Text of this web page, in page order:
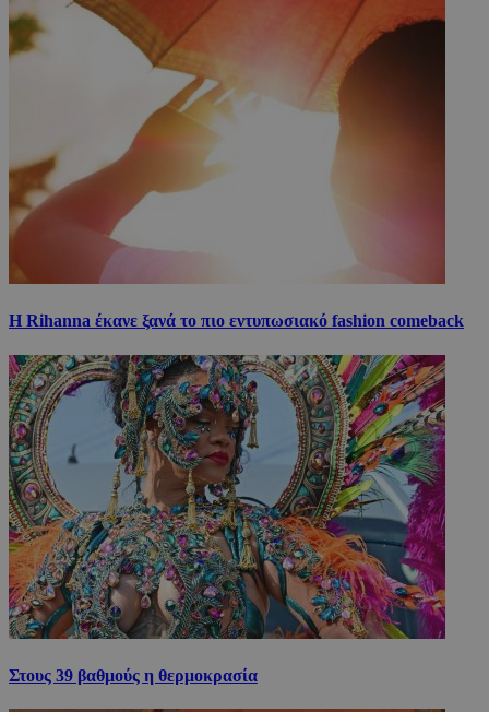
Η Rihanna έκανε ξανά το πιο εντυπωσιακό fashion comeback
Στους 39 βαθμούς η θερμοκρασία